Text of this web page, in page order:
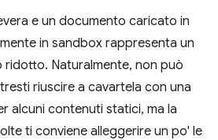
e un documento caricato in
in sandbox rappresenta un
Naturalmente, non può
riuscire a cavartela con una
alcuni contenuti statici, ma la
ti conviene alleggerire un po' le